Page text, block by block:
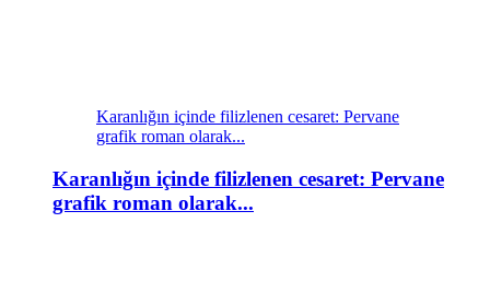
Karanlığın içinde filizlenen cesaret: Pervane
grafik roman olarak...
Karanlığın içinde filizlenen cesaret: Pervane
grafik roman olarak...